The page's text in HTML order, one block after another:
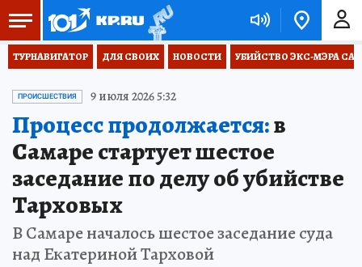
ТУРНАВИГАТОР ДЛЯ СВОИХ НОВОСТИ УБИЙСТВО ЭКС-МЭРА
ПРОИСШЕСТВИЯ 9 июля 2026 5:32
Процесс продолжается:в
Самаре стартует шестое
заседание по делу об убийстве
Тарховых
В Самаре началось шестое заседание суда
над Екатериной Тарховой